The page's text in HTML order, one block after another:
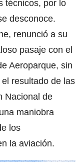
técnicos, por lo
desconoce.
renunció a su
pasaje con el
Aeroparque, sin
resultado de las
Nacional de
maniobra
los
la aviación.